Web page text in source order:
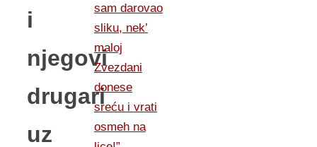
i
njegovi
drugari
uz
sam darovao
sliku, nek’
maloj
Zvezdani
donese
sreću i vrati
osmeh na